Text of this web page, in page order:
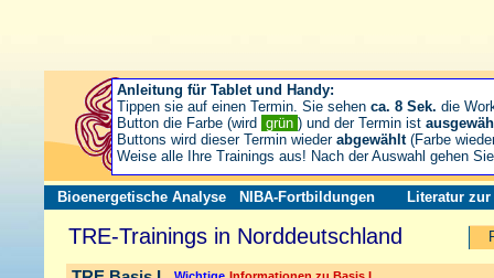
Bioenergetische Analyse NIBA-Fortbildungen Literatur zur
TRE-Trainings in Norddeutschland
Wichtige Informationen zu Basis I
Anleitung für Tablet und Handy:
Tippen sie auf einen Termin. Sie sehen ca. 8 Sek. die
Button die Farbe (wird grün ) und der Termin ist
Buttons wird dieser Termin wieder abgewählt(Farbe
Weise alle Ihre Trainings aus! Nach der Auswahl gehen